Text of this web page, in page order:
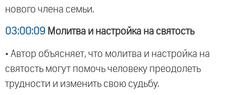
нового члена семьи.
03:00:09 Молитва и настройка на святость
• Автор объясняет, что молитва и настройка на
святость могут помочь человеку преодолеть
трудности и изменить свою судьбу.